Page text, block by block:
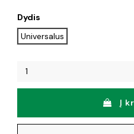
Dydis
Universalus
Į